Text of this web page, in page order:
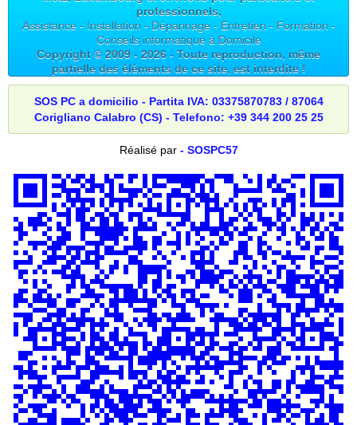
professionnels,
Assistance - Installation - Dépannage - Entretien - Formation -
Conseils informatique à Domicile
Copyright © 2009 - 2026 - Toute reproduction, même
partielle des éléments de ce site, est interdite !
SOS PC a domicilio - Partita IVA: 03375870783 / 87064
Corigliano Calabro (CS) - Telefono: +39 344 200 25 25
Réalisé par - SOSPC57